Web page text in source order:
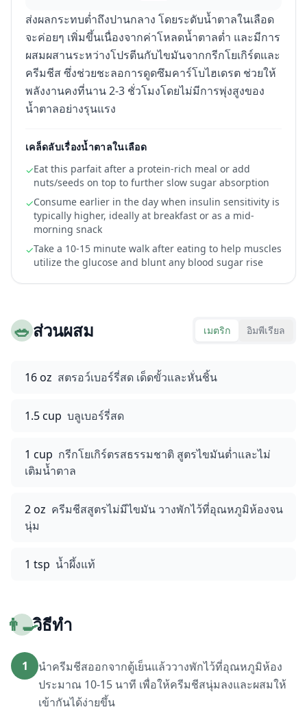
ส่งผลกระทบต่ำถึงปานกลาง โดยระดับน้ำตาลในเลือด
จะค่อยๆ เพิ่มขึ้นเนื่องจากค่าโหลดน้ำตาลต่ำ และมีการ
ผสมผสานระหว่างโปรตีนกับไขมันจากกรีกโยเกิร์ตและ
ครีมชีส ซึ่งช่วยชะลอการดูดซึมคาร์โบไฮเดรต ช่วยให้
พลังงานคงที่นาน 2-3 ชั่วโมงโดยไม่มีการพุ่งสูงของ
น้ำตาลอย่างรุนแรง
เคล็ดลับเรื่องน้ำตาลในเลือด
✓Eat this parfait after a protein-rich meal or add
nuts/seeds on top to further slow sugar absorption
✓Consume earlier in the day when insulin sensitivity is
typically higher, ideally at breakfast or as a mid-
morning snack
✓Take a 10-15 minute walk after eating to help muscles
utilize the glucose and blunt any blood sugar rise
🥗ส่วนผสม เมตริก อิมพีเรียล
16 oz สตรอว์เบอร์รี่สด เด็ดขั้วและหั่นชิ้น
1.5 cup บลูเบอร์รี่สด
1 cup กรีกโยเกิร์ตรสธรรมชาติ สูตรไขมันต่ำและไม่
เติมน้ำตาล
2 oz ครีมชีสสูตรไม่มีไขมัน วางพักไว้ที่อุณหภูมิห้องจน
นุ่ม
1 tsp น้ำผึ้งแท้
👨‍🍳วิธีทำ
1
นำครีมชีสออกจากตู้เย็นแล้ววางพักไว้ที่อุณหภูมิห้อง
ประมาณ 10-15 นาที เพื่อให้ครีมชีสนุ่มลงและผสมให้
เข้ากันได้ง่ายขึ้น